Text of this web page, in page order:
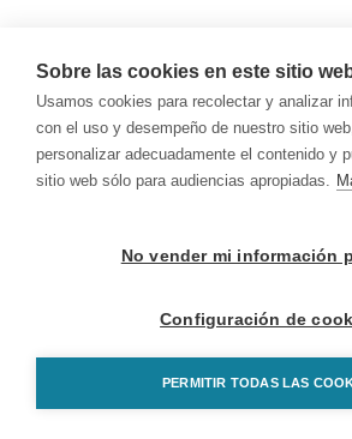
Sobre las cookies en este sitio
Usamos cookies para recolectar y analizar
con el uso y desempeño de nuestro sitio
personalizar adecuadamente el contenido y
sitio web sólo para audiencias apropiadas.
No vender mi información
Configuración de
PERMITIR TODAS LAS